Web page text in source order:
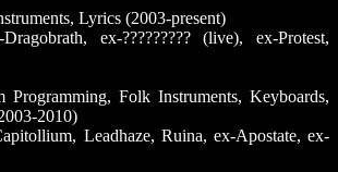
Lyrics (2003-present)
ex-????????? (live), ex-Protest,
Programming, Folk Instruments, Keyboards,
2010)
Leadhaze, Ruina, ex-Apostate, ex-